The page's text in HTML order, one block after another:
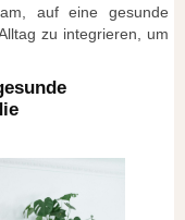
auf eine gesunde
zu integrieren, um